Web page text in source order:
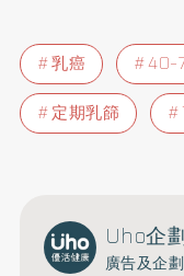
乳癌
定期乳篩
Uho企
廣告及企